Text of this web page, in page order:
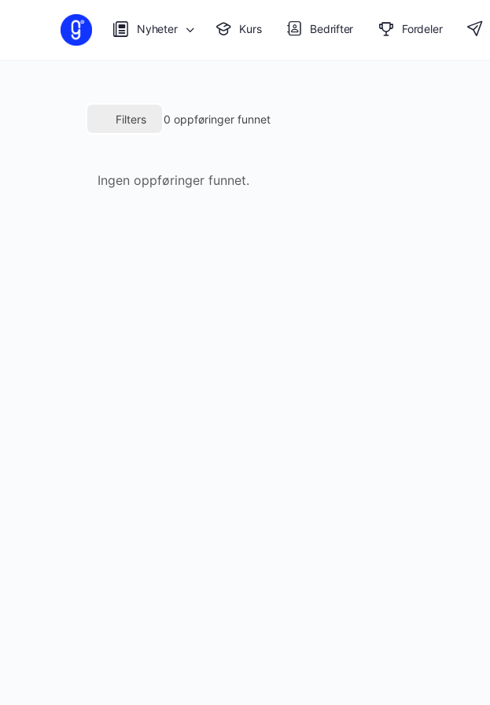
Nyheter Kurs Bedrifter Fordeler
Filters 0 oppføringer funnet
Ingen oppføringer funnet.